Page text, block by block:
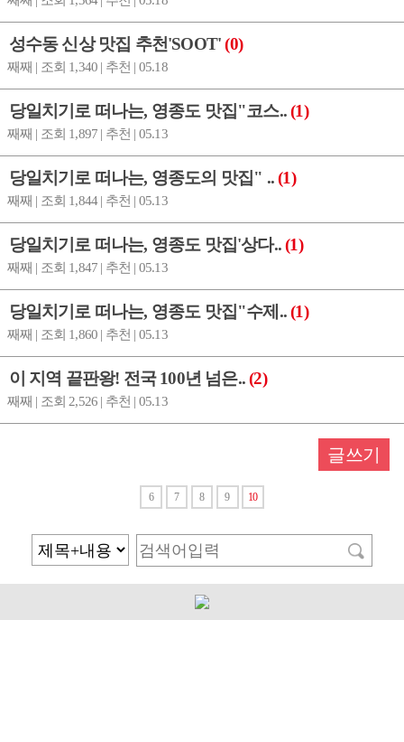
성수동 신상 맛집 추천'SOOT'(0)
째째 | 조회 1,340 | 추천 | 05.18
당일치기로 떠나는, 영종도 맛집"코스..(1)
째째 | 조회 1,897 | 추천 | 05.13
당일치기로 떠나는, 영종도의 맛집" ..(1)
째째 | 조회 1,844 | 추천 | 05.13
당일치기로 떠나는, 영종도 맛집'상다..(1)
째째 | 조회 1,847 | 추천 | 05.13
당일치기로 떠나는, 영종도 맛집"수제..(1)
째째 | 조회 1,860 | 추천 | 05.13
이 지역 끝판왕! 전국 100년 넘은..(2)
째째 | 조회 2,526 | 추천 | 05.13
글쓰기
6 7 8 9 10